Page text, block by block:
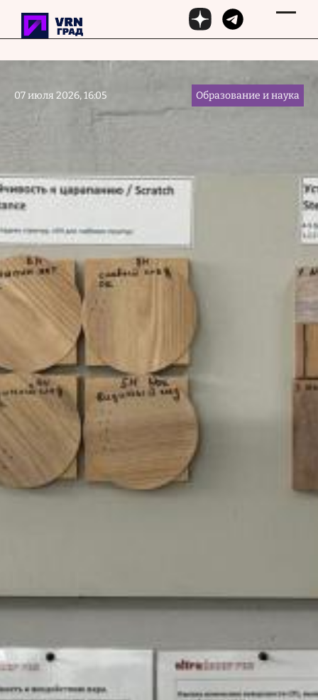
Перейти к основному содержанию
07 июля 2026, 16:05 Образование и наука